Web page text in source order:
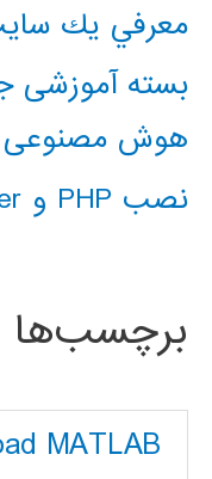
معرفي يك
بسته آموزشی
هوش مصنوعی
نصب PHP و composer در ویندوز 10
برچسب‌ها
MATLAB